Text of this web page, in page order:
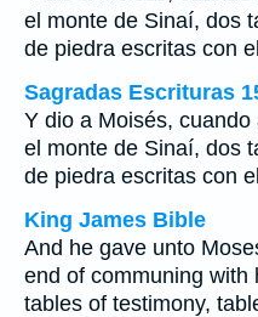
el monte de Sinaí, dos
de piedra escritas con
Sagradas Escrituras
Y dio a Moisés,
el monte de Sinaí, dos
de piedra escritas con
King James Bible
And he gave unto
end of communing with
tables of testimony,